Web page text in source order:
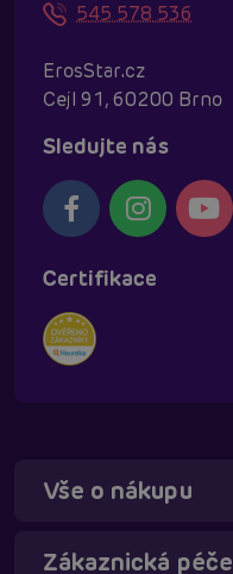
545 578 536
ErosStar.cz
Cejl 91, 60200 Brno
Sledujte nás
Certifikace
Vše o nákupu
Zákaznická péče